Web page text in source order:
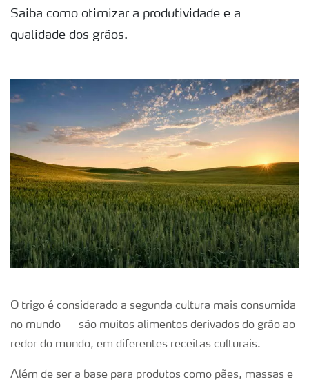
Saiba como otimizar a produtividade e a
qualidade dos grãos.
O trigo é considerado a segunda cultura mais consumida
no mundo — são muitos alimentos derivados do grão ao
redor do mundo, em diferentes receitas culturais.
Além de ser a base para produtos como pães, massas e